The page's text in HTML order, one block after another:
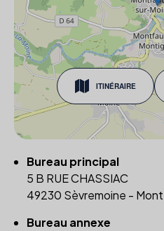
ITINÉRAIRE
Bureau principal
5 B RUE CHASSIAC
49230 Sèvremoine -
Bureau annexe